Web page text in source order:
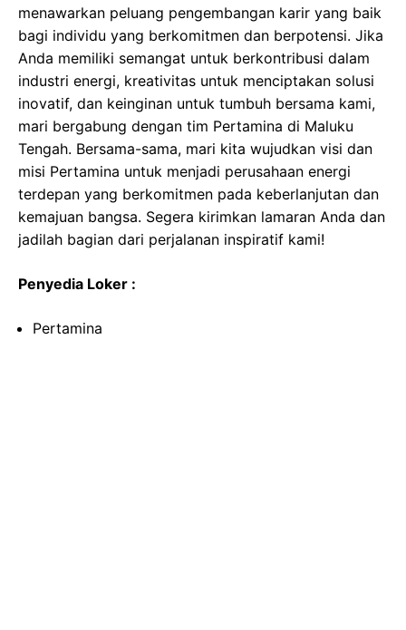
menawarkan peluang pengembangan karir yang baik
bagi individu yang berkomitmen dan berpotensi. Jika
Anda memiliki semangat untuk berkontribusi dalam
industri energi, kreativitas untuk menciptakan solusi
inovatif, dan keinginan untuk tumbuh bersama kami,
mari bergabung dengan tim Pertamina di Maluku
Tengah. Bersama-sama, mari kita wujudkan visi dan
misi Pertamina untuk menjadi perusahaan energi
terdepan yang berkomitmen pada keberlanjutan dan
kemajuan bangsa. Segera kirimkan lamaran Anda dan
jadilah bagian dari perjalanan inspiratif kami!
Penyedia Loker :
Pertamina